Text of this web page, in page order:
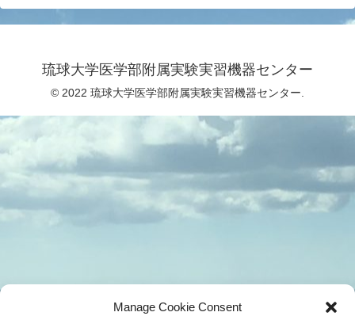
Manage Cookie Consent
琉球大学医学部附属実験実習機器センター
© 2022 琉球大学医学部附属実験実習機器センター.